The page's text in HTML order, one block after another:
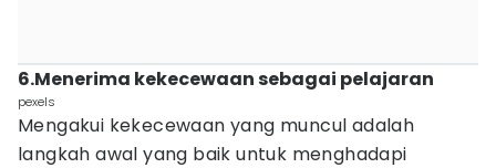
6.Menerima kekecewaan sebagai pelajaran
pexels
Mengakui kekecewaan yang muncul adalah
langkah awal yang baik untuk menghadapi